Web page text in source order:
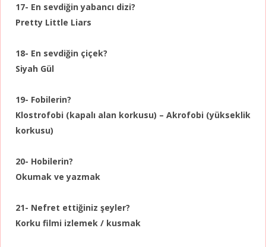
17- En sevdiğin yabancı dizi?
Pretty Little Liars
18- En sevdiğin çiçek?
Siyah Gül
19- Fobilerin?
Klostrofobi (kapalı alan korkusu) – Akrofobi (yükseklik
korkusu)
20- Hobilerin?
Okumak ve yazmak
21- Nefret ettiğiniz şeyler?
Korku filmi izlemek / kusmak